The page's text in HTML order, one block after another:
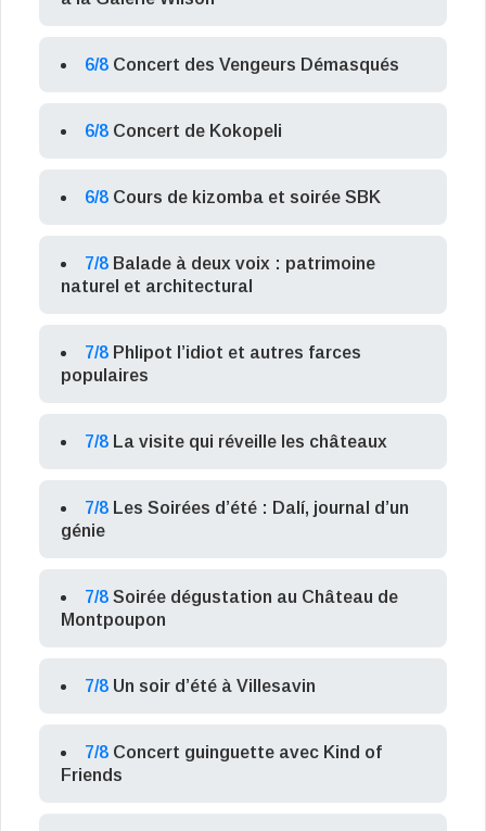
6/8 Concert des Vengeurs Démasqués
6/8 Concert de Kokopeli
6/8 Cours de kizomba et soirée SBK
7/8 Balade à deux voix : patrimoine
naturel et architectural
7/8 Phlipot l’idiot et autres farces
populaires
7/8 La visite qui réveille les châteaux
7/8 Les Soirées d’été : Dalí, journal d’un
génie
7/8 Soirée dégustation au Château de
Montpoupon
7/8 Un soir d’été à Villesavin
7/8 Concert guinguette avec Kind of
Friends